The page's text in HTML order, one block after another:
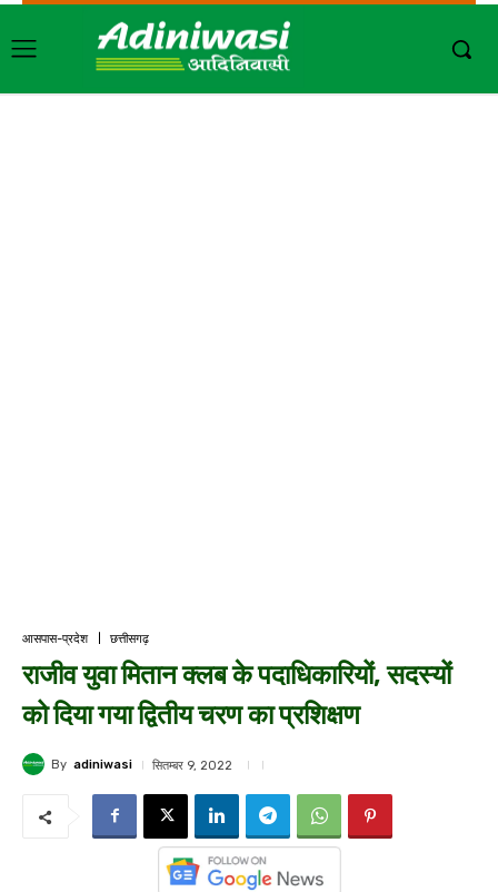
आसपास-प्रदेश छत्तीसगढ़
राजीव युवा मितान क्लब के पदाधिकारियों, सदस्यों
को दिया गया द्वितीय चरण का प्रशिक्षण
By adiniwasi सितम्बर 9, 2022